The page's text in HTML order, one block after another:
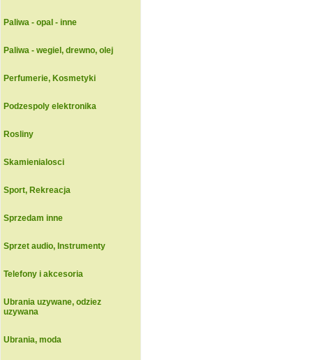
Paliwa - opal - inne
Paliwa - wegiel, drewno, olej
Perfumerie, Kosmetyki
Podzespoly elektronika
Rosliny
Skamienialosci
Sport, Rekreacja
Sprzedam inne
Sprzet audio, Instrumenty
Telefony i akcesoria
Ubrania uzywane, odziez
uzywana
Ubrania, moda